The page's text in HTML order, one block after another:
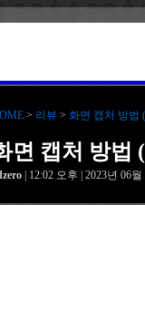
> 리뷰 > 화면 캡처 방법
면 캡처 방법
| 12:02 오후 | 2023년 06월